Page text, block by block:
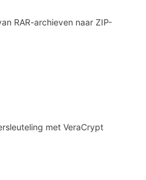
RAR-archieven naar ZIP-
met VeraCrypt